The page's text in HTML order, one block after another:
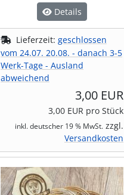
Details
Lieferzeit: geschlossen
vom 24.07. 20.08. - danach 3-5
Werk-Tage - Ausland
abweichend
3,00 EUR
3,00 EUR pro Stück
inkl. deutscher 19 % MwSt. zzgl.
Versandkosten